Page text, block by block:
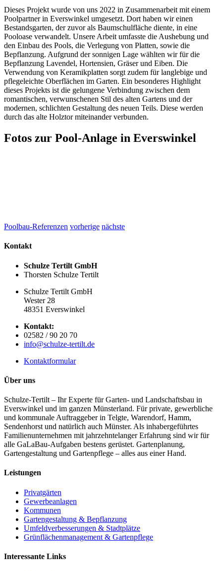
Dieses Projekt wurde von uns 2022 in Zusammenarbeit mit einem
Poolpartner in Everswinkel umgesetzt. Dort haben wir einen
Bestandsgarten, der zuvor als Baumschulfläche diente, in eine
Pooloase verwandelt. Unsere Arbeit umfasste die Aushebung und
den Einbau des Pools, die Verlegung von Platten, sowie die
Bepflanzung. Aufgrund der sonnigen Lage wählten wir für die
Bepflanzung Lavendel, Hortensien, Gräser und Eiben. Die
Verwendung von Keramikplatten sorgt zudem für langlebige und
pflegeleichte Oberflächen im Garten. Ein besonderes Highlight
dieses Projekts ist die gelungene Verbindung zwischen dem
romantischen, verwunschenen Stil des alten Gartens und der
modernen, schlichten Gestaltung des neuen Teils. Diese werden
durch das alte Holztor miteinander verbunden.
Fotos zur Pool-Anlage in Everswinkel
Poolbau-Referenzen vorherige nächste
Kontakt
Schulze Tertilt GmbH
Thorsten Schulze Tertilt
Schulze Tertilt GmbH
Wester 28
48351 Everswinkel
Kontakt:
02582 / 90 20 70
info@schulze-tertilt.de
Kontaktformular
Über uns
Schulze-Tertilt – Ihr Experte für Garten- und Landschaftsbau in
Everswinkel und im ganzen Münsterland. Für private, gewerbliche
und kommunale Auftraggeber in Telgte, Warendorf, Hamm,
Sendenhorst und natürlich auch Münster. Als inhabergeführtes
Familienunternehmen mit jahrzehntelanger Erfahrung sind wir für
alle GaLaBau-Aufgaben bestens gerüstet. Gartenplanung,
Gartengestaltung und Gartenpflege – alles aus einer Hand.
Leistungen
Privatgärten
Gewerbeanlagen
Kommunen
Gartengestaltung & Bepflanzung
Umfeldverbesserungen & Stadtplätze
Grünflächenmanagement & Gartenpflege
Interessante Links